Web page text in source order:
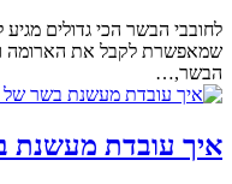
לחובבי הבשר הכי גדולים
שמאפשרת לקבל את הארומה
הבשר,…
איך עובדת מעשנת